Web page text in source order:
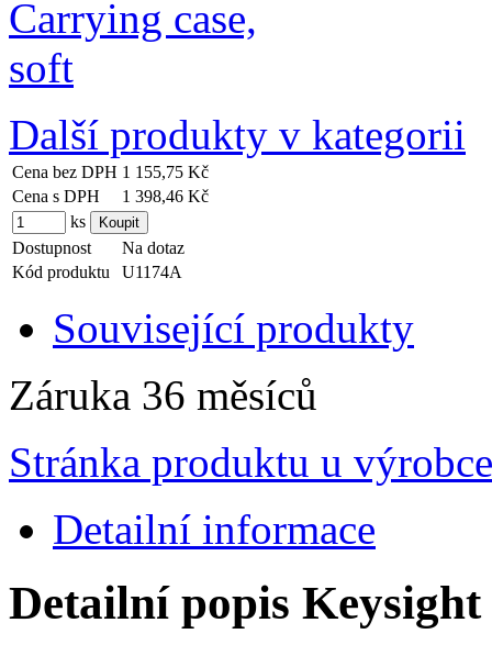
Další produkty v kategorii
Cena bez DPH 1 155,75 Kč
Cena s DPH
1 398,46 Kč
ks
Dostupnost
Na dotaz
Kód produktu
U1174A
Související produkty
Záruka 36 měsíců
Stránka produktu u výrobce
Detailní informace
Detailní popis